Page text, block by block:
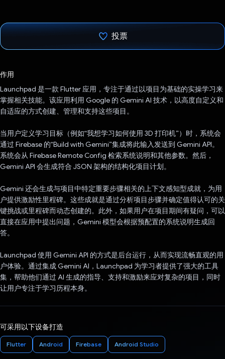
投票
作用
Launchpad 是一款 Flutter 应用，专注于通过以项目为基础的实操学习来
掌握相关技能。该应用利用 Google 的 Gemini AI 技术，以高度自定义和
自适应的方式创建、管理和支持这些项目。
当用户定义学习目标（例如“我想学习如何使用 3D 打印机”）时，系统会
通过 Firebase 的“Build with Gemini”集成将此输入发送到 Gemini API。
系统会从 Firebase Remote Config 检索系统说明和其他参数。然后，
Gemini API 会生成符合 JSON 架构的结构化项目计划。
Gemini 还会生成与项目中特定重要步骤相关的上下文感知型成就，为用
户提供激励性里程碑。这些成就是通过分析项目步骤并确定值得认可的关
键挑战或里程碑而动态创建的。此外，如果用户在项目期间有疑问，可以
直接在应用中提出问题，Gemini 模型会根据预配置的系统说明生成回
答。
Launchpad 使用 Gemini API 的方式是后台运行，从而实现流畅直观的用
户体验。通过集成 Gemini AI，Launchpad 为学习者提供了强大的工具
集，帮助他们通过 AI 生成的指导、支持和激励来应对复杂的项目，同时
让用户专注于学习历程本身。
可采用以下设备打造
Flutter Android Firebase Android Studio